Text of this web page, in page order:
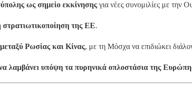
ως σημείο εκκίνησης για νέες συνομιλίες με την
στρατιωτικοποίηση της ΕΕ.
Ρωσίας και Κίνας, με τη Μόσχα να επιδιώκει
λαμβάνει υπόψη τα πυρηνικά οπλοστάσια της